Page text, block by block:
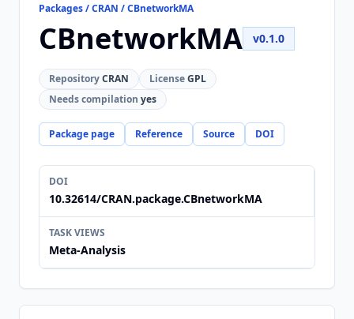
Packages / CRAN / CBnetworkMA
CBnetworkMA v0.1.0
RepositoryCRAN LicenseGPL
Needs compilation yes
Package page Reference Source DOI
DOI
10.32614/CRAN.package.CBnetworkMA
TASK VIEWS
Meta-Analysis